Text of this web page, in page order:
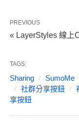
PREVIOUS
« LayerStyles 線上
TAGS:
Sharing SumoMe
社群分享按鈕
享按鈕